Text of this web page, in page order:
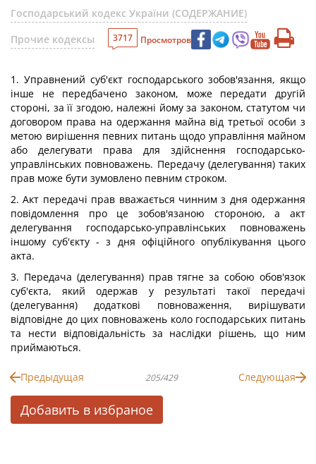
Господарський кодекс України (СОДЕРЖАНИЕ)
Прочие кодексы
3717 Просмотров
1. Управнений суб'єкт господарського зобов'язання, якщо
інше не передбачено законом, може передати другій
стороні, за її згодою, належні йому за законом, статутом чи
договором права на одержання майна від третьої особи з
метою вирішення певних питань щодо управління майном
або делегувати права для здійснення господарсько-
управлінських повноважень. Передачу (делегування) таких
прав може бути зумовлено певним строком.
2. Акт передачі прав вважається чинним з дня одержання
повідомлення про це зобов'язаною стороною, а акт
делегування господарсько-управлінських повноважень
іншому суб'єкту - з дня офіційного опублікування цього
акта.
3. Передача (делегування) прав тягне за собою обов'язок
суб'єкта, який одержав у результаті такої передачі
(делегування) додаткові повноваження, вирішувати
відповідне до цих повноважень коло господарських питань
та нести відповідальність за наслідки рішень, що ним
приймаються.
Предыдущая 205/429 Следующая
Добавить в избраное